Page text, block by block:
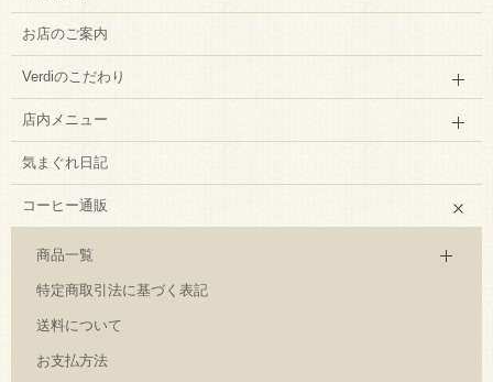
お店のご案内
Verdiのこだわり
店内メニュー
気まぐれ日記
コーヒー通販
商品一覧
特定商取引法に基づく表記
送料について
お支払方法